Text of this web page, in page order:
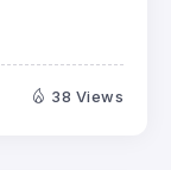
38 Views